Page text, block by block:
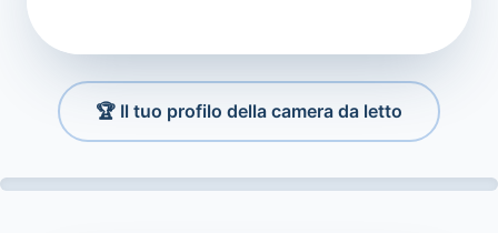
🏆 Il tuo profilo della camera da letto